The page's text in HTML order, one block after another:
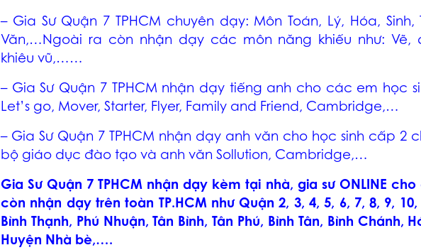
– Gia Sư Quận 7 TPHCM chuyên dạy: Môn Toán, Lý, Hóa, Sinh,
Văn,…Ngoài ra còn nhận dạy các môn năng khiếu như: Vẽ,
khiêu vũ,……
– Gia Sư Quận 7 TPHCM nhận dạy tiếng anh cho các em học
Let’s go, Mover, Starter, Flyer, Family and Friend, Cambridge,…
– Gia Sư Quận 7 TPHCM nhận dạy anh văn cho học sinh cấp 2
bộ giáo dục đào tạo và anh văn Sollution, Cambridge,…
Gia Sư Quận 7 TPHCM nhận dạy kèm tại nhà, gia sư ONLINE
còn nhận dạy trên toàn TP.HCM như Quận 2, 3, 4, 5, 6, 7, 8, 9, 10,
Bình Thạnh, Phú Nhuận, Tân Bình, Tân Phú, Bình Tân, Bình Chánh,
Huyện Nhà bè,….